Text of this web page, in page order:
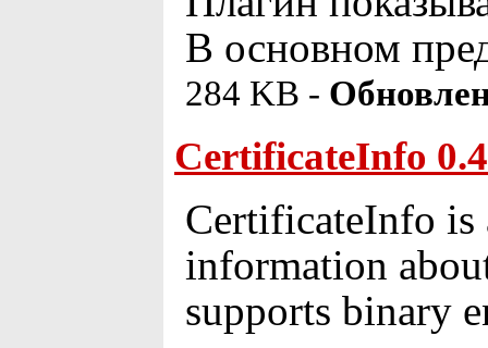
В основном
284 KB -
CertificateInfo
CertificateInfo is
information
supports binary